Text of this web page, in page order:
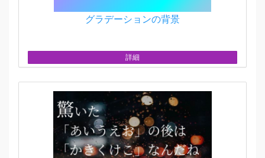
グラデーションの背景
詳細